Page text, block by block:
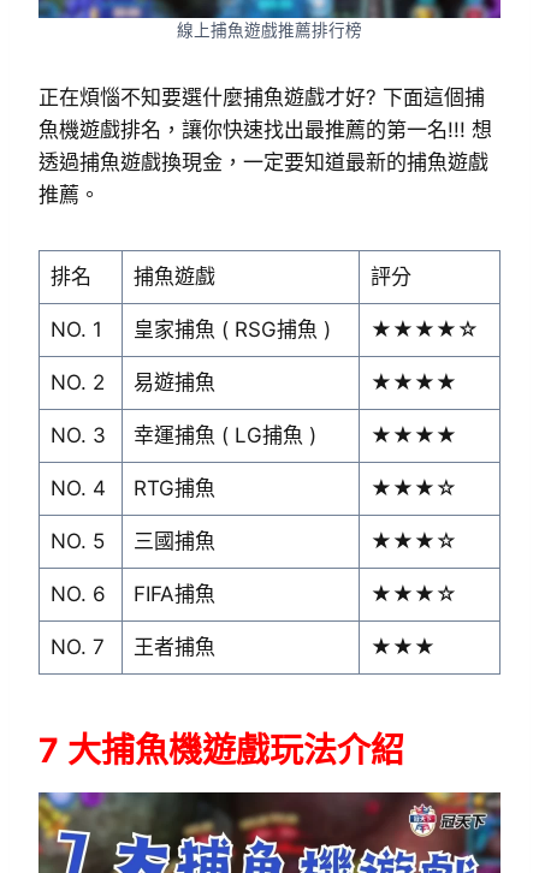
線上捕魚遊戲推薦排行榜
正在煩惱不知要選什麼捕魚遊戲才好? 下面這個捕
魚機遊戲排名，讓你快速找出最推薦的第一名!!! 想
透過捕魚遊戲換現金，一定要知道最新的捕魚遊戲
推薦。
排名 捕魚遊戲 評分
NO. 1 皇家捕魚 ( RSG捕魚 ) ★★★★☆
NO. 2 易遊捕魚 ★★★★
NO. 3 幸運捕魚 ( LG捕魚 ) ★★★★
NO. 4 RTG捕魚 ★★★☆
NO. 5 三國捕魚 ★★★☆
NO. 6 FIFA捕魚 ★★★☆
NO. 7 王者捕魚 ★★★
7 大捕魚機遊戲玩法介紹